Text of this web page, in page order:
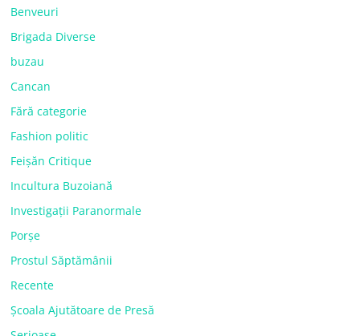
Benveuri
Brigada Diverse
buzau
Cancan
Fără categorie
Fashion politic
Feișăn Critique
Incultura Buzoiană
Investigații Paranormale
Porșe
Prostul Săptămânii
Recente
Școala Ajutătoare de Presă